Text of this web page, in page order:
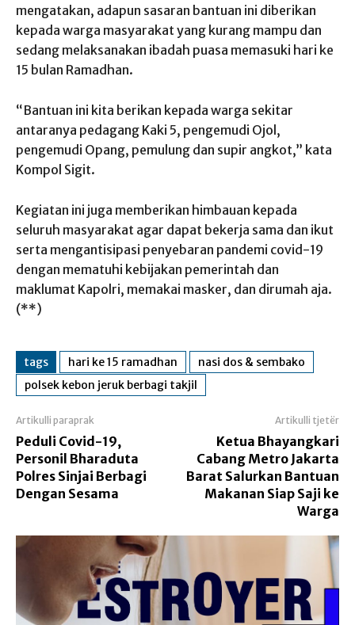
mengatakan, adapun sasaran bantuan ini diberikan
kepada warga masyarakat yang kurang mampu dan
sedang melaksanakan ibadah puasa memasuki hari ke
15 bulan Ramadhan.
“Bantuan ini kita berikan kepada warga sekitar
antaranya pedagang Kaki 5, pengemudi Ojol,
pengemudi Opang, pemulung dan supir angkot,” kata
Kompol Sigit.
Kegiatan ini juga memberikan himbauan kepada
seluruh masyarakat agar dapat bekerja sama dan ikut
serta mengantisipasi penyebaran pandemi covid-19
dengan mematuhi kebijakan pemerintah dan
maklumat Kapolri, memakai masker, dan dirumah aja.
(**)
tags hari ke 15 ramadhan
nasi dos & sembako
polsek kebon jeruk berbagi takjil
Artikulli paraprak
Peduli Covid-19,
Personil Bharaduta
Polres Sinjai Berbagi
Dengan Sesama
Artikulli tjetër
Ketua Bhayangkari
Cabang Metro Jakarta
Barat Salurkan Bantuan
Makanan Siap Saji ke
Warga